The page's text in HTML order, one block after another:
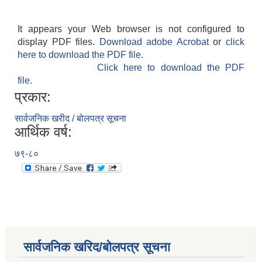
It appears your Web browser is not configured to
display PDF files.
Download adobe Acrobatorclick
here to download the PDF file.
Click here to download the PDF
file.
प्रकार:
सार्वजनिक खरीद / बोलपत्र सूचना
आर्थिक वर्ष:
७९-८०
सार्वजनिक खरिद/बोलपत्र सूचना